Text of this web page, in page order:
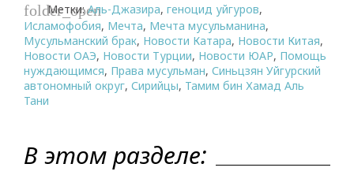
folder_open
Метки:Аль-Джазира, геноцид уйгуров,
Исламофобия, Мечта, Мечта мусульманина,
Мусульманский брак, Новости Катара, Новости Китая,
Новости ОАЭ, Новости Турции, Новости ЮАР, Помощь
нуждающимся, Права мусульман, Синьцзян Уйгурский
автономный округ, Сирийцы, Тамим бин Хамад Аль
Тани
В этом разделе: